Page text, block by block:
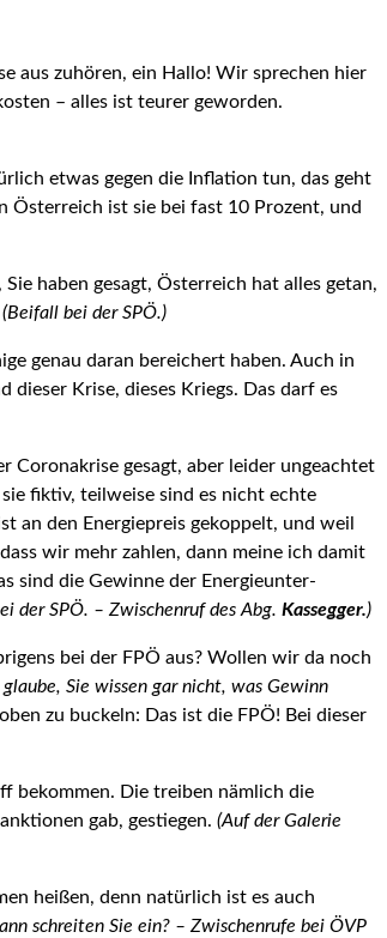
aus zuhören, ein Hallo! Wir sprechen hier
– alles ist teurer geworden.
etwas gegen die Inflation tun, das geht
Österreich ist sie bei fast 10 Prozent, und
haben gesagt, Österreich hat alles getan,
(Beifall bei der SPÖ.)
genau daran bereichert haben. Auch in
Krise, dieses Kriegs. Das darf es
Corona­krise gesagt, aber leider ungeachtet
fiktiv, teilweise sind es nicht echte
an den Energiepreis gekoppelt, und weil
wir mehr zahlen, dann meine ich damit
sind die Gewinne der Energieunter­
der SPÖ. – Zwischenruf des Abg. Kassegger.)
bei der FPÖ aus? Wollen wir da noch
glaube, Sie wissen gar nicht, was Gewinn
zu buckeln: Das ist die FPÖ! Bei dieser
bekommen. Die treiben nämlich die
gab, gestiegen. (Auf der Galerie
heißen, denn natürlich ist es auch
schreiten Sie ein? – Zwischenrufe bei ÖVP